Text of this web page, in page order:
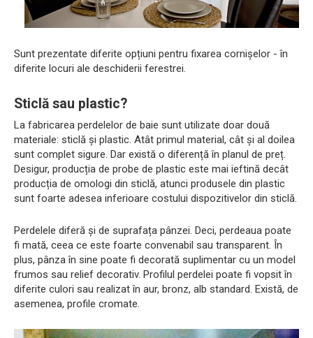
Sunt prezentate diferite opțiuni pentru fixarea cornișelor - în
diferite locuri ale deschiderii ferestrei.
Sticlă sau plastic?
La fabricarea perdelelor de baie sunt utilizate doar două
materiale: sticlă și plastic. Atât primul material, cât și al doilea
sunt complet sigure. Dar există o diferență în planul de preț.
Desigur, producția de probe de plastic este mai ieftină decât
producția de omologi din sticlă, atunci produsele din plastic
sunt foarte adesea inferioare costului dispozitivelor din sticlă.
Perdelele diferă și de suprafața pânzei. Deci, perdeaua poate
fi mată, ceea ce este foarte convenabil sau transparent. În
plus, pânza în sine poate fi decorată suplimentar cu un model
frumos sau relief decorativ. Profilul perdelei poate fi vopsit în
diferite culori sau realizat în aur, bronz, alb standard. Există, de
asemenea, profile cromate.